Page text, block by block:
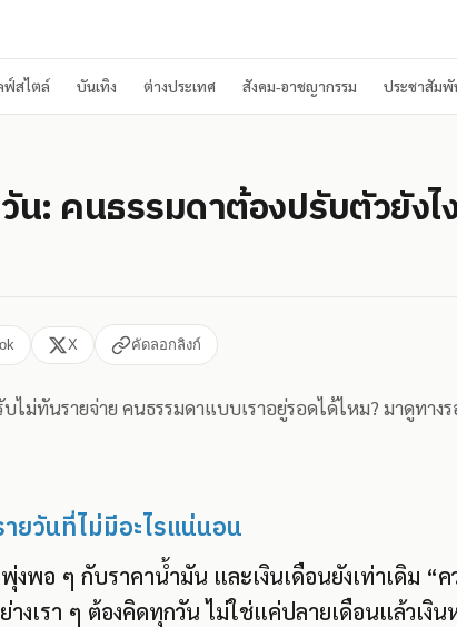
ฟ์สไตล์ บันเทิง ต่างประเทศ สังคม-อาชญากรรม ประชาสัมพั
น: คนธรรมดาต้องปรับตัวยังไ
X คัดลอกลิงก์
ไม่ทันรายจ่าย คนธรรมดาแบบเราอยู่รอดได้ไหม? มาดูทาง
ยวันที่ไม่มีอะไรแน่นอน
งพอ ๆ กับราคาน้ำมัน และเงินเดือนยังเท่าเดิม “
างเรา ๆ ต้องคิดทุกวัน ไม่ใช่แค่ปลายเดือนแล้วเงิ